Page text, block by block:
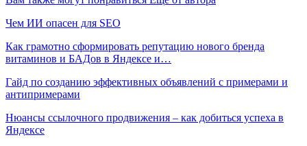
Чем ИИ опасен для SEO
Как грамотно сформировать репутацию нового бренда
витаминов и БАДов в Яндексе и…
Гайд по созданию эффективных объявлений с примерами и
антипримерами
Нюансы ссылочного продвижения – как добиться успеха в
Яндексе